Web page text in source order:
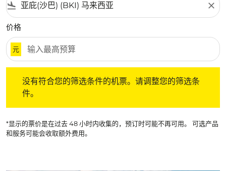
flight_land close
价格
元
没有符合您的筛选条件的机票。请调整您的筛选条
件。
*显示的票价是在过去 48 小时内收集的，预订时可能不再可用。 可选产品
和服务可能会收取额外费用。